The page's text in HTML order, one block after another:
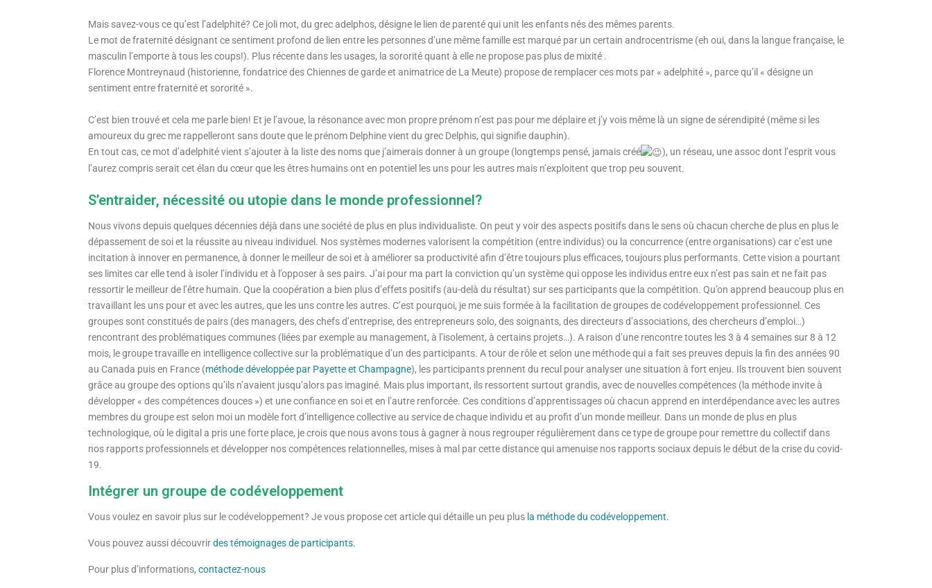
Mais savez-vous ce qu’est l’adelphité? Ce joli mot, du grec adelphos, désigne le lien de parenté qui unit les enfants nés des mêmes parents.
Le mot de fraternité désignant ce sentiment profond de lien entre les personnes d’une même famille est marqué par un certain androcentrisme (eh oui, dans la langue française, le
masculin l’emporte à tous les coups!). Plus récente dans les usages, la sororité quant à elle ne propose pas plus de mixité .
Florence Montreynaud (historienne, fondatrice des Chiennes de garde et animatrice de La Meute) propose de remplacer ces mots par « adelphité », parce qu’il « désigne un
sentiment entre fraternité et sororité ».
C’est bien trouvé et cela me parle bien! Et je l’avoue, la résonance avec mon propre prénom n’est pas pour me déplaire et j’y vois même là un signe de sérendipité (même si les
amoureux du grec me rappelleront sans doute que le prénom Delphine vient du grec Delphis, qui signifie dauphin).
En tout cas, ce mot d’adelphité vient s’ajouter à la liste des noms que j’aimerais donner à un groupe (longtemps pensé, jamais créé
), un réseau, une assoc dont l’esprit vous
l’aurez compris serait cet élan du cœur que les êtres humains ont en potentiel les uns pour les autres mais n’exploitent que trop peu souvent.
S’entraider, nécessité ou utopie dans le monde professionnel?
Nous vivons depuis quelques décennies déjà dans une société de plus en plus individualiste. On peut y voir des aspects positifs dans le sens où chacun cherche de plus en plus le
dépassement de soi et la réussite au niveau individuel. Nos systèmes modernes valorisent la compétition (entre individus) ou la concurrence (entre organisations) car c’est une
incitation à innover en permanence, à donner le meilleur de soi et à améliorer sa productivité afin d’être toujours plus efficaces, toujours plus performants. Cette vision a pourtant
ses limites car elle tend à isoler l’individu et à l’opposer à ses pairs. J’ai pour ma part la conviction qu’un système qui oppose les individus entre eux n’est pas sain et ne fait pas
ressortir le meilleur de l’être humain. Que la coopération a bien plus d’effets positifs (au-delà du résultat) sur ses participants que la compétition. Qu’on apprend beaucoup plus en
travaillant les uns pour et avec les autres, que les uns contre les autres. C’est pourquoi, je me suis formée à la facilitation de groupes de codéveloppement professionnel. Ces
groupes sont constitués de pairs (des managers, des chefs d’entreprise, des entrepreneurs solo, des soignants, des directeurs d’associations, des chercheurs d’emploi…)
rencontrant des problématiques communes (liées par exemple au management, à l’isolement, à certains projets…). A raison d’une rencontre toutes les 3 à 4 semaines sur 8 à 12
mois, le groupe travaille en intelligence collective sur la problématique d’un des participants. A tour de rôle et selon une méthode qui a fait ses preuves depuis la fin des années 90
au Canada puis en France (méthode développée par Payette et Champagne), les participants prennent du recul pour analyser une situation à fort enjeu. Ils trouvent bien souvent
grâce au groupe des options qu’ils n’avaient jusqu’alors pas imaginé. Mais plus important, ils ressortent surtout grandis, avec de nouvelles compétences (la méthode invite à
développer « des compétences douces ») et une confiance en soi et en l’autre renforcée. Ces conditions d’apprentissages où chacun apprend en interdépendance avec les autres
membres du groupe est selon moi un modèle fort d’intelligence collective au service de chaque individu et au profit d’un monde meilleur. Dans un monde de plus en plus
technologique, où le digital a pris une forte place, je crois que nous avons tous à gagner à nous regrouper régulièrement dans ce type de groupe pour remettre du collectif dans
nos rapports professionnels et développer nos compétences relationnelles, mises à mal par cette distance qui amenuise nos rapports sociaux depuis le début de la crise du covid-
19.
Intégrer un groupe de codéveloppement
Vous voulez en savoir plus sur le codéveloppement? Je vous propose cet article qui détaille un peu plus la méthode du codéveloppement.
Vous pouvez aussi découvrirdes témoignages de participants.
Pour plus d’informations, contactez-nous